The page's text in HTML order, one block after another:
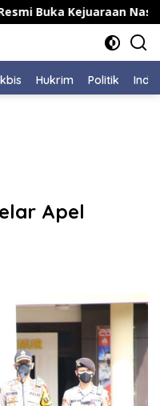
Buka Kejuaraan
Hukrim Politik
Apel